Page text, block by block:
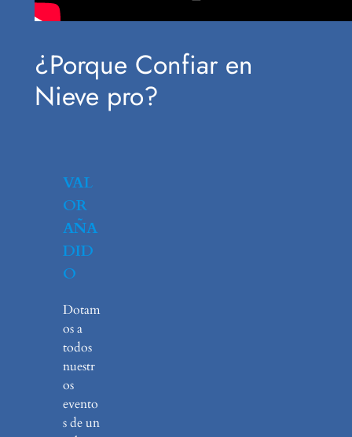
¿Porque Confiar en
Nieve pro?
VAL
OR
AÑA
DID
O
Dotam
os a
todos
nuestr
os
evento
s de un